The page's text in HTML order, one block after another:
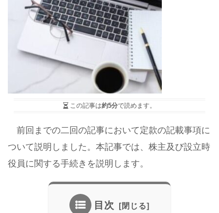
この記事は約5分で読めます。
前回までの二回の記事において定款の記載事項に
ついて説明しました。本記事では、株主及び設立時
役員に関する手続きを説明します。
目次